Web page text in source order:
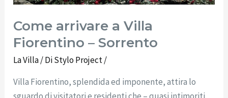
Come arrivare a Villa
Fiorentino – Sorrento
La Villa/ DiStylo Project/
Villa Fiorentino, splendida ed imponente, attira lo